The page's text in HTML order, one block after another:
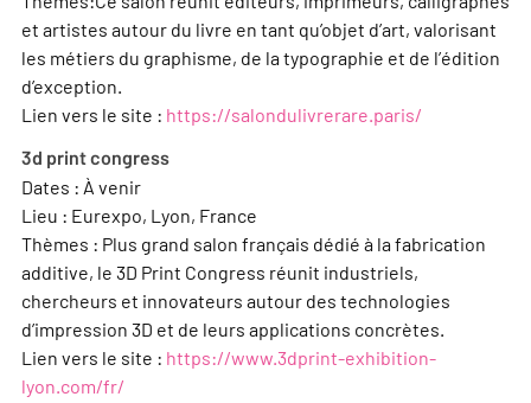
et artistes autour du livre en tant qu’objet d’art, valorisant
les métiers du graphisme, de la typographie et de l’édition
d’exception.
Lien vers le site : https://salondulivrerare.paris/
3d print congress
Dates : À venir
Lieu : Eurexpo, Lyon, France
Thèmes : Plus grand salon français dédié à la fabrication
additive, le 3D Print Congress réunit industriels,
chercheurs et innovateurs autour des technologies
d’impression 3D et de leurs applications concrètes.
Lien vers le site : https://www.3dprint-exhibition-
lyon.com/fr/